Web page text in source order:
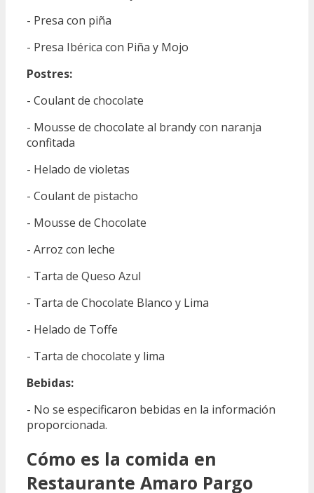
- Presa con piña
- Presa Ibérica con Piña y Mojo
Postres:
- Coulant de chocolate
- Mousse de chocolate al brandy con naranja
confitada
- Helado de violetas
- Coulant de pistacho
- Mousse de Chocolate
- Arroz con leche
- Tarta de Queso Azul
- Tarta de Chocolate Blanco y Lima
- Helado de Toffe
- Tarta de chocolate y lima
Bebidas:
- No se especificaron bebidas en la información
proporcionada.
Cómo es la comida en
Restaurante Amaro Pargo